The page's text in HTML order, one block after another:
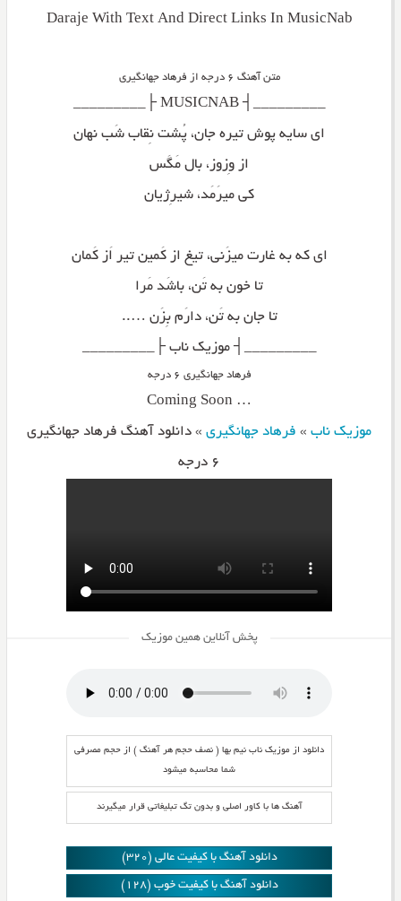
Daraje With Text And Direct Links In MusicNab
متن آهنگ ۶ درجه از فرهاد جهانگیری
_________┤ MUSICNAB ├_________
ای سایه پوش تیره جان، پُشت نِقاب شَب نهان
از وِزوز، بال مَگَس
کی میرَمَد، شیرِژیان
ای که به غارت میزَنی، تیغ از کَمین تیر اَز کَمان
تا خون به تَن، باشَد مَرا
تا جان به تَن، دارَم بِزَن …..
_________┤ موزیک ناب ├_________
فرهاد جهانگیری ۶ درجه
… Coming Soon
موزیک ناب» فرهاد جهانگیری» دانلود آهنگ فرهاد جهانگیری
۶ درجه
پخش آنلاین همین موزیک
دانلود از موزیک ناب نیم بها ( نصف حجم هر آهنگ ) از حجم مصرفی
شما محاسبه میشود
آهنگ ها با کاور اصلی و بدون تگ تبلیغاتی قرار میگیرند
دانلود آهنگ با کیفیت عالی (320)
دانلود آهنگ با کیفیت خوب (128)